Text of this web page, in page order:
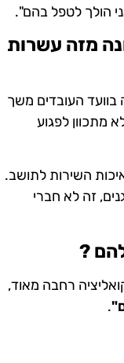
הולך לטפל בהם".
מזה עשרות
בוועד העובדים משך
מתכוון לפגוע
השירות לתושב.
זה לא חברי
?
רחבה מאוד,
.